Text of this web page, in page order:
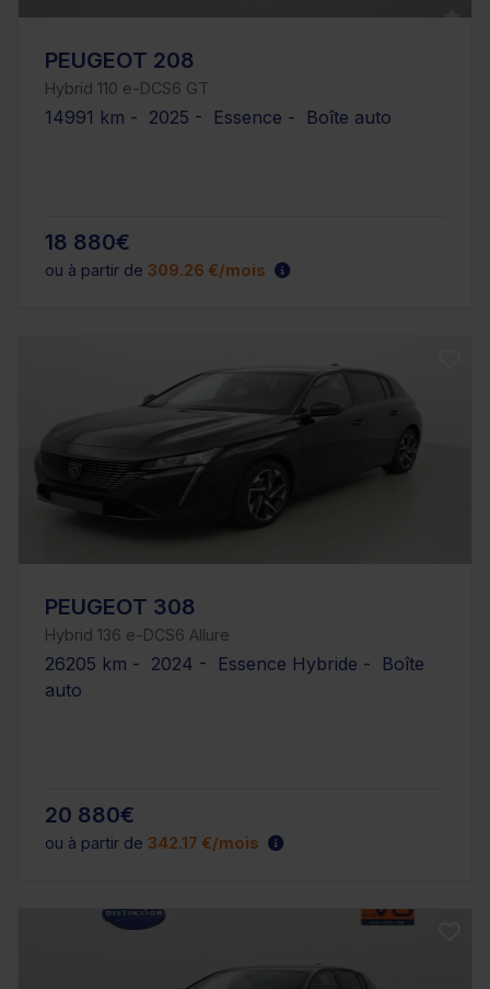
PEUGEOT 208
Hybrid 110 e-DCS6 GT
14991 km - 2025 - Essence - Boîte auto
18 880€
ou à partir de 309.26 €/mois
PEUGEOT 308
Hybrid 136 e-DCS6 Allure
26205 km - 2024 - Essence Hybride - Boîte
auto
20 880€
ou à partir de 342.17 €/mois